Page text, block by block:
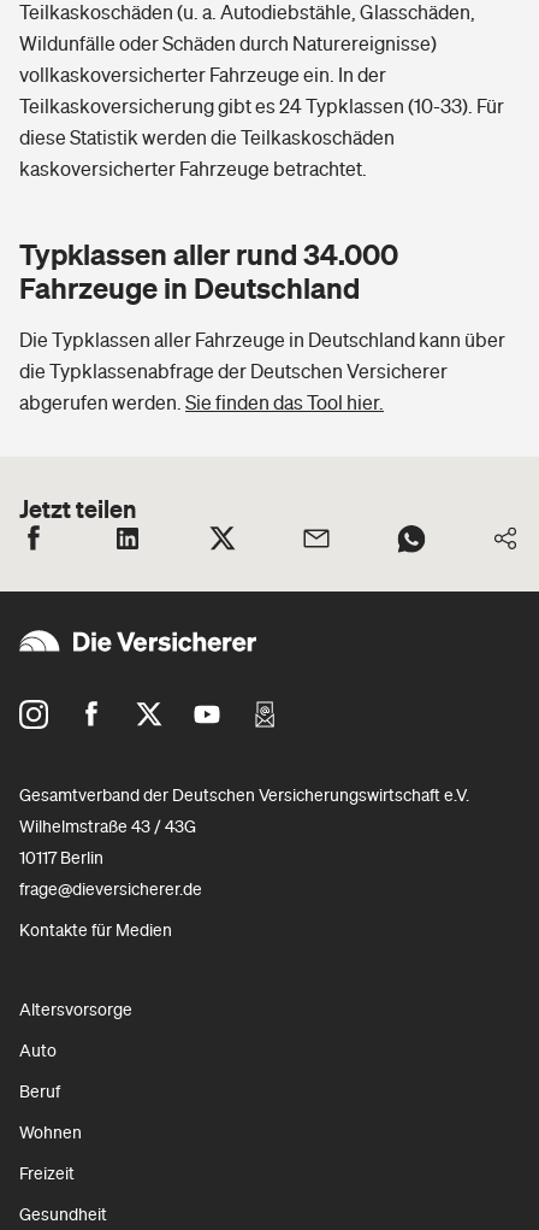
Teilkaskoschäden (u. a. Autodiebstähle, Glasschäden,
Wildunfälle oder Schäden durch Naturereignisse)
vollkaskoversicherter Fahrzeuge ein. In der
Teilkaskoversicherung gibt es 24 Typklassen (10-33). Für
diese Statistik werden die Teilkaskoschäden
kaskoversicherter Fahrzeuge betrachtet.
Typklassen aller rund 34.000
Fahrzeuge in Deutschland
Die Typklassen aller Fahrzeuge in Deutschland kann über
die Typklassenabfrage der Deutschen Versicherer
abgerufen werden. Sie finden das Tool hier.
Jetzt teilen
Gesamtverband der Deutschen Versicherungswirtschaft e.V.
Wilhelmstraße 43 / 43G
10117 Berlin
frage@dieversicherer.de
Kontakte für Medien
Altersvorsorge
Auto
Beruf
Wohnen
Freizeit
Gesundheit